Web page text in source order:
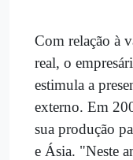
Com relação à
real, o
estimula a
externo. Em
sua produção
e Ásia. "Neste